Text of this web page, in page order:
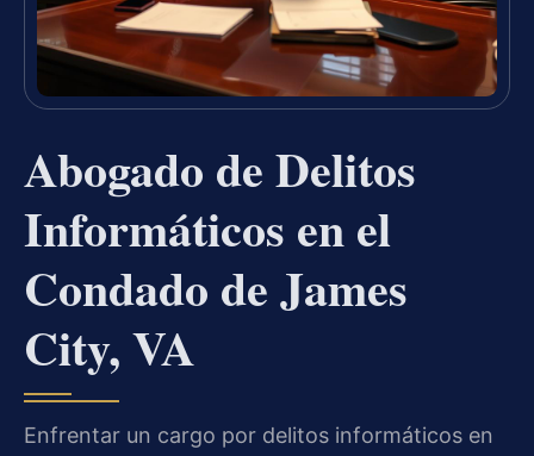
Abogado de Delitos
Informáticos en el
Condado de James
City, VA
Enfrentar un cargo por delitos informáticos en